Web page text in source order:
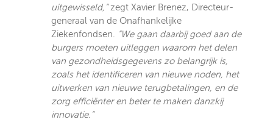
uitgewisseld,”zegt Xavier Brenez, Directeur-
generaal van de Onafhankelijke
Ziekenfondsen.
“We gaan daarbij goed aan de
burgers moeten uitleggen waarom het delen
van gezondheidsgegevens zo belangrijk is,
zoals het identificeren van nieuwe noden, het
uitwerken van nieuwe terugbetalingen, en de
zorg efficiënter en beter te maken danzkij
innovatie.”